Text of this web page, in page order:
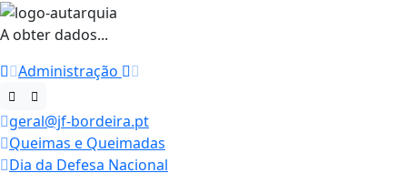
A obter dados...
Administração
geral@jf-bordeira.pt
Queimas e Queimadas
Dia da Defesa Nacional